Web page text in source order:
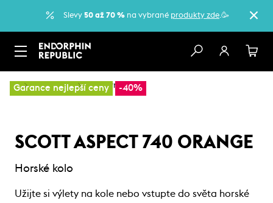
Slevy 50 až 70 % na vybrané produkty zde.🥳
Garance nejlepší ceny -40%
… Horská kola Sportovní kola
SCOTT ASPECT 740 ORANGE
Horské kolo
Užijte si výlety na kole nebo vstupte do světa horské